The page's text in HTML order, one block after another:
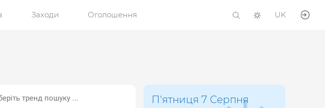
Заходи Оголошення UK
П'ятниця 7 Серпня